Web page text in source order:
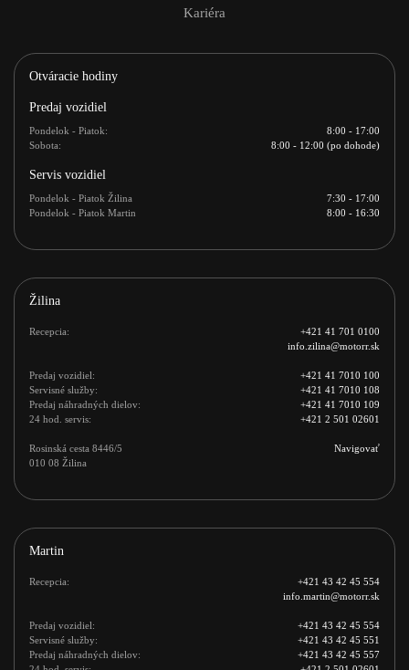
Kariéra
Otváracie hodiny
Predaj vozidiel
Pondelok - Piatok:
8:00 - 17:00
Sobota:
8:00 - 12:00 (po dohode)
Servis vozidiel
Pondelok - Piatok Žilina
7:30 - 17:00
Pondelok - Piatok Martin
8:00 - 16:30
Žilina
Recepcia:
+421 41 701 0100
info.zilina@motorr.sk
Predaj vozidiel:
+421 41 7010 100
Servisné služby:
+421 41 7010 108
Predaj náhradných dielov:
+421 41 7010 109
24 hod. servis:
+421 2 501 02601
Rosinská cesta 8446/5
010 08 Žilina
Navigovať
Martin
Recepcia:
+421 43 42 45 554
info.martin@motorr.sk
Predaj vozidiel:
+421 43 42 45 554
Servisné služby:
+421 43 42 45 551
Predaj náhradných dielov:
+421 43 42 45 557